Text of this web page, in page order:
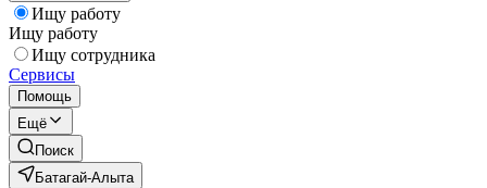
Ищу работу
Ищу работу
Ищу сотрудника
Сервисы
Помощь
Ещё
Поиск
Батагай-Алыта